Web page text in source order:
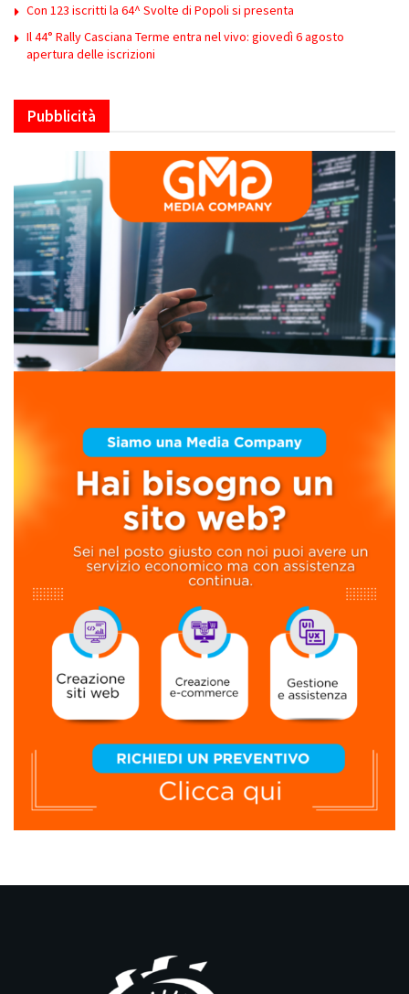
Con 123 iscritti la 64^ Svolte di Popoli si presenta
Il 44° Rally Casciana Terme entra nel vivo: giovedì 6 agosto
apertura delle iscrizioni
Pubblicità